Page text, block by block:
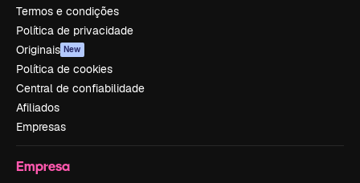
Termos e condições
Política de privacidade
Originais New
Política de cookies
Central de confiabilidade
Afiliados
Empresas
Empresa